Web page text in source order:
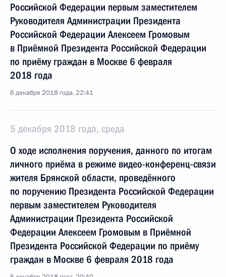
Российской Федерации первым заместителем
Руководителя Администрации Президента
Российской Федерации Алексеем Громовым
в Приёмной Президента Российской Федерации
по приёму граждан в Москве 6 февраля
2018 года
6 декабря 2018 года, 22:41
5 декабря 2018 года, среда
О ходе исполнения поручения, данного по итогам
личного приёма в режиме видео-конференц-связи
жителя Брянской области, проведённого
по поручению Президента Российской Федерации
первым заместителем Руководителя
Администрации Президента Российской
Федерации Алексеем Громовым в Приёмной
Президента Российской Федерации по приёму
граждан в Москве 6 февраля 2018 года